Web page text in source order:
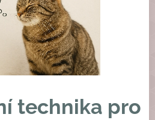
technika pro